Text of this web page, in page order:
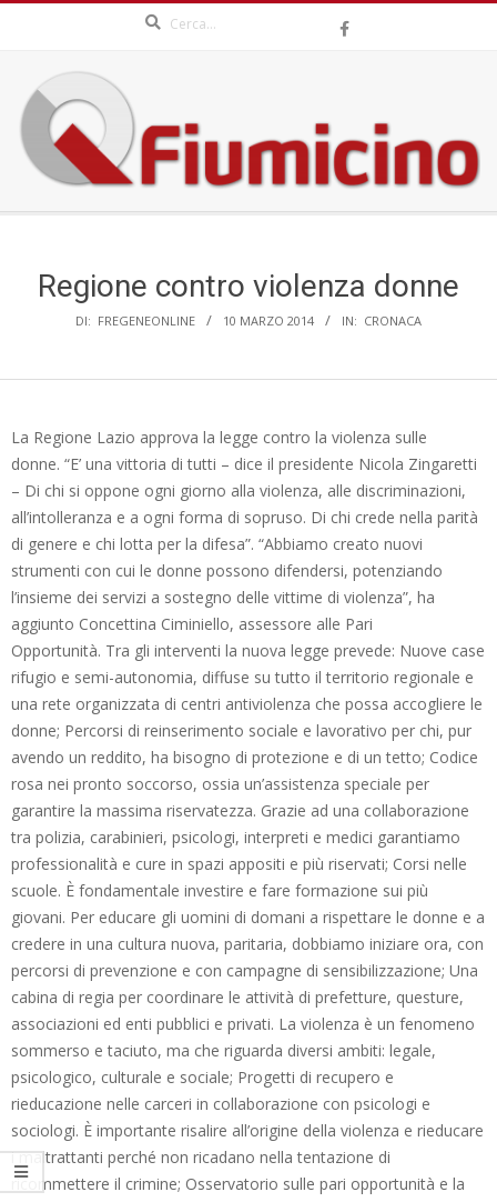
content
QFIUMICINO.COM
Regione contro violenza donne
DI: FREGENEONLINE 10 MARZO 2014 IN: CRONACA
La Regione Lazio approva la legge contro la violenza sulle
donne. “E’ una vittoria di tutti – dice il presidente Nicola Zingaretti
– Di chi si oppone ogni giorno alla violenza, alle discriminazioni,
all’intolleranza e a ogni forma di sopruso. Di chi crede nella parità
di genere e chi lotta per la difesa”. “Abbiamo creato nuovi
strumenti con cui le donne possono difendersi, potenziando
l’insieme dei servizi a sostegno delle vittime di violenza”, ha
aggiunto Concettina Ciminiello, assessore alle Pari
Opportunità. Tra gli interventi la nuova legge prevede: Nuove case
rifugio e semi-autonomia, diffuse su tutto il territorio regionale e
una rete organizzata di centri antiviolenza che possa accogliere le
donne; Percorsi di reinserimento sociale e lavorativo per chi, pur
avendo un reddito, ha bisogno di protezione e di un tetto; Codice
rosa nei pronto soccorso, ossia un’assistenza speciale per
garantire la massima riservatezza. Grazie ad una collaborazione
tra polizia, carabinieri, psicologi, interpreti e medici garantiamo
professionalità e cure in spazi appositi e più riservati; Corsi nelle
scuole. È fondamentale investire e fare formazione sui più
giovani. Per educare gli uomini di domani a rispettare le donne e a
credere in una cultura nuova, paritaria, dobbiamo iniziare ora, con
percorsi di prevenzione e con campagne di sensibilizzazione; Una
cabina di regia per coordinare le attività di prefetture, questure,
associazioni ed enti pubblici e privati. La violenza è un fenomeno
sommerso e taciuto, ma che riguarda diversi ambiti: legale,
psicologico, culturale e sociale; Progetti di recupero e
rieducazione nelle carceri in collaborazione con psicologi e
sociologi. È importante risalire all’origine della violenza e rieducare
i maltrattanti perché non ricadano nella tentazione di
ricommettere il crimine; Osservatorio sulle pari opportunità e la